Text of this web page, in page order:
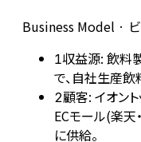
Business Model ·
1収益源: 飲料
で、自社生産
2顧客: イオン
ECモール(楽天
に供給。